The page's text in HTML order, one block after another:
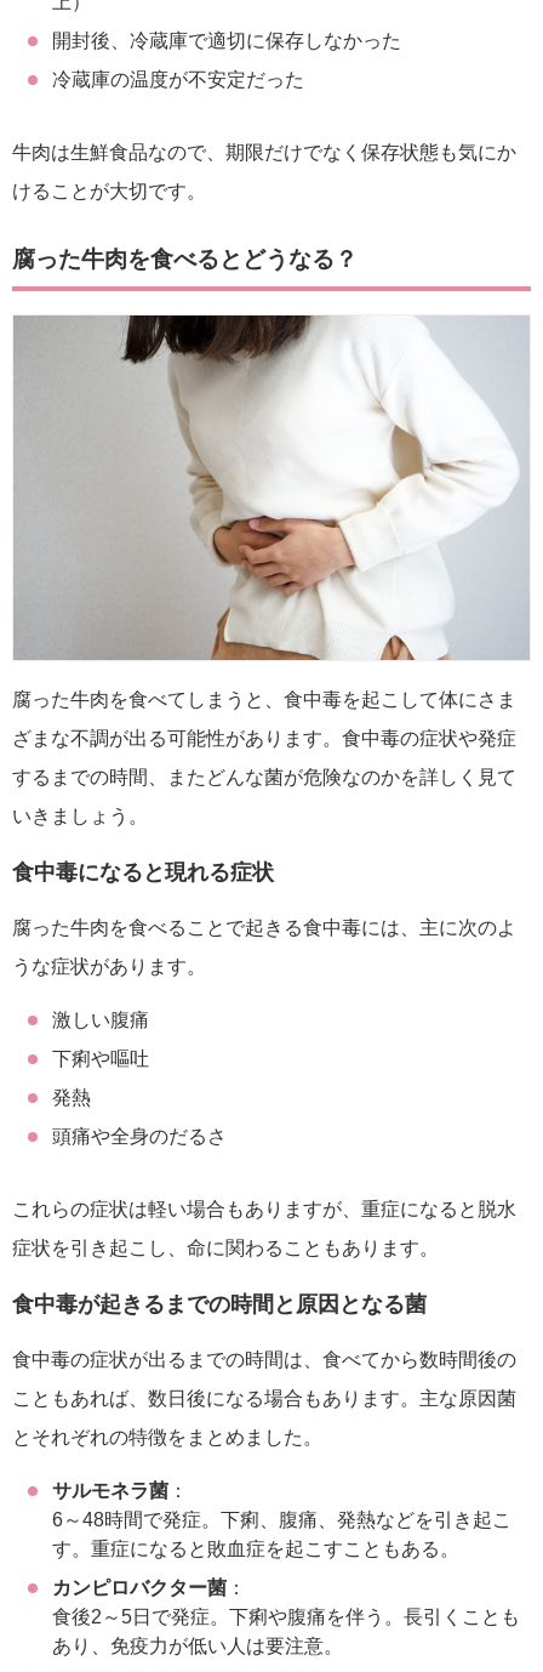
開封後、冷蔵庫で適切に保存しなかった
冷蔵庫の温度が不安定だった
牛肉は生鮮食品なので、期限だけでなく保存状態も気にか
けることが大切です。
腐った牛肉を食べるとどうなる？
腐った牛肉を食べてしまうと、食中毒を起こして体にさま
ざまな不調が出る可能性があります。食中毒の症状や発症
するまでの時間、またどんな菌が危険なのかを詳しく見て
いきましょう。
食中毒になると現れる症状
腐った牛肉を食べることで起きる食中毒には、主に次のよ
うな症状があります。
激しい腹痛
下痢や嘔吐
発熱
頭痛や全身のだるさ
これらの症状は軽い場合もありますが、重症になると脱水
症状を引き起こし、命に関わることもあります。
食中毒が起きるまでの時間と原因となる菌
食中毒の症状が出るまでの時間は、食べてから数時間後の
こともあれば、数日後になる場合もあります。主な原因菌
とそれぞれの特徴をまとめました。
サルモネラ菌：
6～48時間で発症。下痢、腹痛、発熱などを引き起こ
す。重症になると敗血症を起こすこともある。
カンピロバクター菌：
食後2～5日で発症。下痢や腹痛を伴う。長引くことも
あり、免疫力が低い人は要注意。